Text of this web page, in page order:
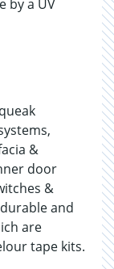
by a UV
&
door
&
durable and
are
tape kits.